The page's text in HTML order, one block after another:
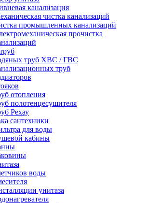
канализация
чистка канализаций
промышленных канализаций
прочистка
труб ХВС / ГВС
труб
отопления
полотенцесушителя
Рехау
сантехники
для воды
кабины
воды
унитаза